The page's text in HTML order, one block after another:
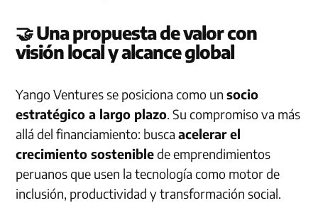
🤝 Una propuesta de valor con
visión local y alcance global
Yango Ventures se posiciona como unsocio
estratégico a largo plazo. Su compromiso va más
allá del financiamiento: buscaacelerar el
crecimiento sosteniblede emprendimientos
peruanos que usen la tecnología como motor de
inclusión, productividad y transformación social.